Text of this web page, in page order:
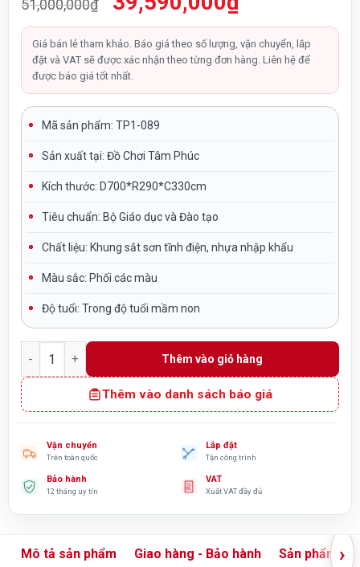
51,000,000₫
gốc
là:
51,000,000₫.
hiện
tại
là:
39,590,000₫.
Giá bán lẻ tham khảo. Báo giá theo số lượng, vận chuyển, lắp
đặt và VAT sẽ được xác nhận theo từng đơn hàng. Liên hệ để
được báo giá tốt nhất.
Mã sản phẩm: TP1-089
Sản xuất tại: Đồ Chơi Tâm Phúc
Kích thước: D700*R290*C330cm
Tiêu chuẩn: Bộ Giáo dục và Đào tạo
Chất liệu: Khung sắt sơn tĩnh điện, nhựa nhập khẩu
Màu sắc: Phối các màu
Độ tuổi: Trong độ tuổi mầm non
Bộ liên hoàn cầu trượt ngoài trời 3 máng 3 khối TP1-089 số
Thêm vào giỏ hàng
Thêm vào danh sách báo giá
Vận chuyển
Trên toàn quốc
Lắp đặt
Tận công trình
Bảo hành
12 tháng uy tín
VAT
Xuất VAT đầy đủ
Mô tả sản phẩm Giao hàng - Bảo hành Sản phẩm›